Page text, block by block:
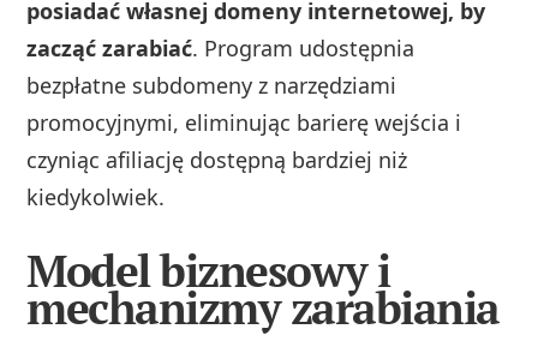
posiadać własnej domeny internetowej, by
zacząć zarabiać. Program udostępnia
bezpłatne subdomeny z narzędziami
promocyjnymi, eliminując barierę wejścia i
czyniąc afiliację dostępną bardziej niż
kiedykolwiek.
Model biznesowy i
mechanizmy zarabiania